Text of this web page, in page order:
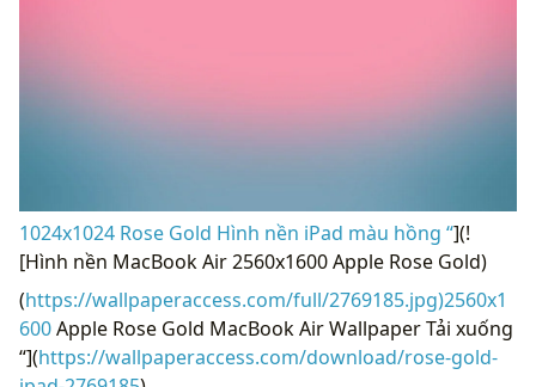
1024x1024 Rose Gold Hình nền iPad màu hồng “](!
[Hình nền MacBook Air 2560x1600 Apple Rose Gold)
(https://wallpaperaccess.com/full/2769185.jpg)2560x1
600Apple Rose Gold MacBook Air Wallpaper Tải xuống
“](https://wallpaperaccess.com/download/rose-gold-